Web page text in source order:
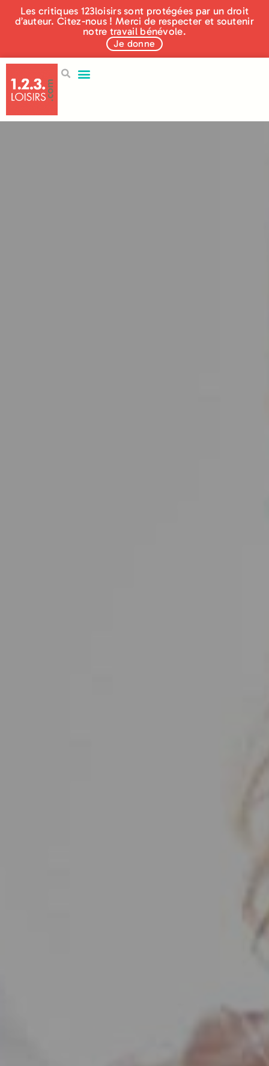
Les critiques 123loisirs sont protégées par un droit
d’auteur. Citez-nous ! Merci de respecter et soutenir
notre travail bénévole.
Je donne